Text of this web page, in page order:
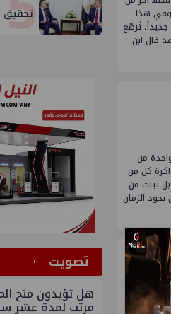
وفي هذا
تُرصّع
قال ابن
من
كل من
نبتت من
الزمان
ﺗﺼﻮﻳﺖ
هل تؤيدون منح
مرتب لمدة عشر